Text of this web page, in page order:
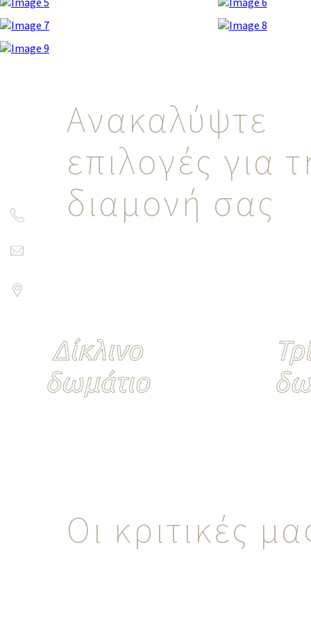
Ανακαλύψτε
επιλογές για
διαμονή σας
Δίκλινο
δωμάτιο
Οι κριτικές